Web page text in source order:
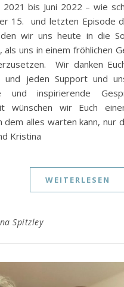
15. und letzten Episode
wir uns heute in die
als uns in einem fröhlichen
Wir danken
und jeden Support und
und inspirierende
wünschen wir Euch
dem alles warten kann, nur
Kristina
WEITERLESEN
Spitzley